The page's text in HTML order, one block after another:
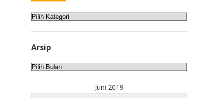
Kategori
Arsip
Arsip
Juni 2019